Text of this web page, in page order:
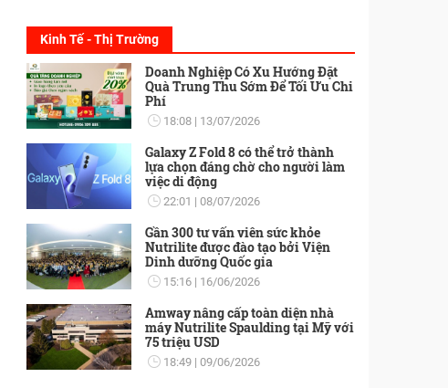
Kinh Tế - Thị Trường
Doanh Nghiệp Có Xu Hướng Đặt
Quà Trung Thu Sớm Để Tối Ưu Chi
Phí
18:08 13/07/2026
Galaxy Z Fold 8 có thể trở thành
lựa chọn đáng chờ cho người làm
việc di động
22:01 08/07/2026
Gần 300 tư vấn viên sức khỏe
Nutrilite được đào tạo bởi Viện
Dinh dưỡng Quốc gia
15:16 16/06/2026
Amway nâng cấp toàn diện nhà
máy Nutrilite Spaulding tại Mỹ với
75 triệu USD
18:49 09/06/2026